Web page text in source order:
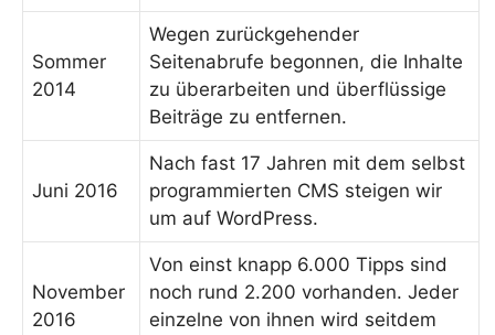
Sommer
2014
Wegen zurückgehender
Seitenabrufe begonnen, die Inhalte
zu überarbeiten und überflüssige
Beiträge zu entfernen.
Juni 2016
Nach fast 17 Jahren mit dem selbst
programmierten CMS steigen wir
um auf WordPress.
November
2016
Von einst knapp 6.000 Tipps sind
noch rund 2.200 vorhanden. Jeder
einzelne von ihnen wird seitdem